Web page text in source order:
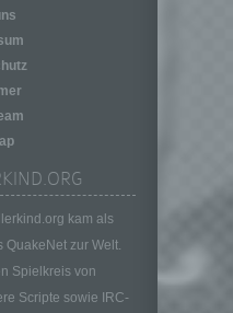
kam als
QuakeNet zur Welt.
Spielkreis von
Scripte sowie IRC-
in einer Weise,
einer spezifischen
werden
aufbewahrt werden
die gewährleisten,
Daten nicht
identifizierbaren
werden.
für die Verarbeitung